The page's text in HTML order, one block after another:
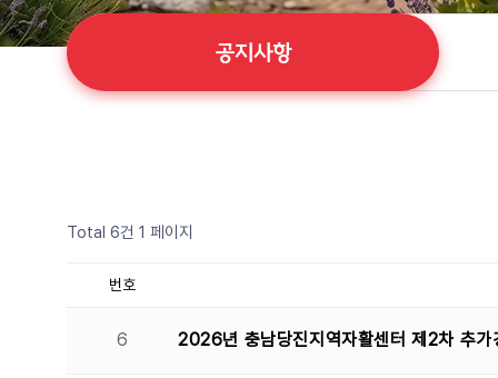
공지사항
Total 6건 1 페이지
번호
6 2026년 충남당진지역자활센터 제2차 추가